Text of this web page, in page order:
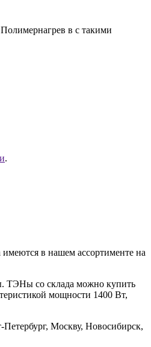
в с такими
.
в нашем ассортименте на
ТЭНы со склада можно купить
мощности 1400 Вт,
Москву, Новосибирск,